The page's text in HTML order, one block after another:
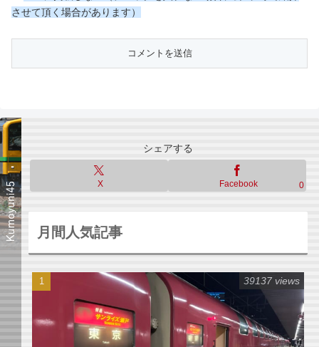
させて頂く場合があります）
シェアする
X Facebook 0
月間人気記事
39137 views